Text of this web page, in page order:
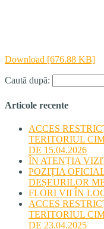
Download [676.88 KB]
Caută după:
Articole recente
ACCES
TERITORIUL
DE 15.04.2026
ÎN ATENȚIA
POZIȚIA
DEȘEURILOR
FLORI VII ÎN
ACCES
TERITORIUL
DE 23.04.2025